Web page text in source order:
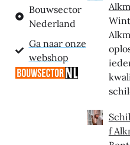
Bouwsector
Nederland
Ga naar onze
webshop
f